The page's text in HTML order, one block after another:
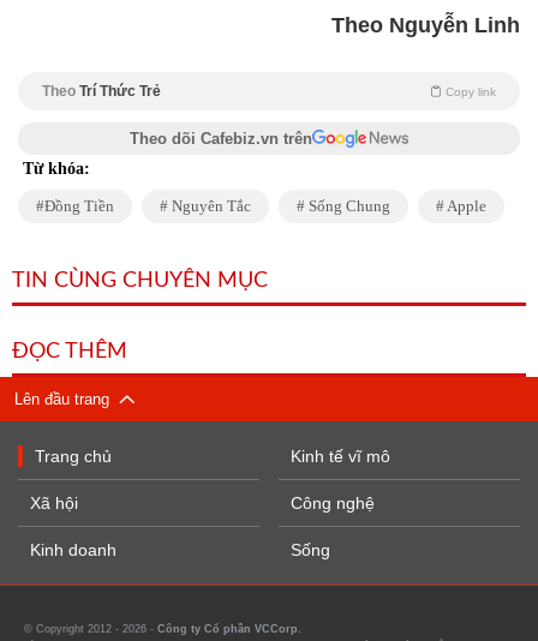
Theo Nguyễn Linh
Theo Trí Thức Trẻ Copy link
Theo dõi Cafebiz.vn trên
Từ khóa:
Đồng Tiền Nguyên Tắc Sống Chung Apple
TIN CÙNG CHUYÊN MỤC
ĐỌC THÊM
Lên đầu trang
Trang chủ
Xã hội
Kinh doanh
Kinh tế vĩ mô
Công nghệ
Sống
© Copyright 2012 - 2026 - Công ty Cổ phần VCCorp.